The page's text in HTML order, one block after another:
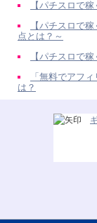
【パチスロで
【パチスロで
点とは？～
【パチスロで
「無料でアフ
は？